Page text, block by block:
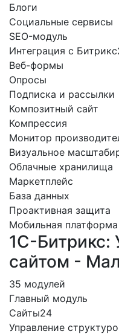
Блоги
Социальные сервисы
SEO-модуль
Интеграция с
Веб-формы
Опросы
Подписка и рассылки
Композитный сайт
Компрессия
Монитор
Визуальное
Облачные хранилища
Маркетплейс
База данных
Проактивная защита
Мобильная платформа
1С-Битрикс:
сайтом -
35 модулей
Главный модуль
Сайты24
Управление